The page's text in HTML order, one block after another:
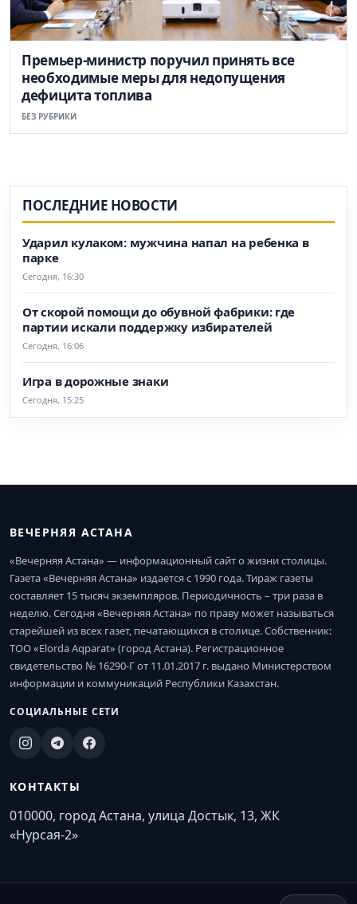
Премьер-министр поручил принять все
необходимые меры для недопущения
дефицита топлива
БЕЗ РУБРИКИ
ПОСЛЕДНИЕ НОВОСТИ
Ударил кулаком: мужчина напал на ребенка в
парке
Сегодня, 16:30
От скорой помощи до обувной фабрики: где
партии искали поддержку избирателей
Сегодня, 16:06
Игра в дорожные знаки
Сегодня, 15:25
ВЕЧЕРНЯЯ АСТАНА
«Вечерняя Астана» — информационный сайт о жизни столицы.
Газета «Вечерняя Астана» издается с 1990 года. Тираж газеты
составляет 15 тысяч экземпляров. Периодичность – три раза в
неделю. Сегодня «Вечерняя Астана» по праву может называться
старейшей из всех газет, печатающихся в столице. Собственник:
ТОО «Elorda Aqparat» (город Астана). Регистрационное
свидетельство № 16290-Г от 11.01.2017 г. выдано Министерством
информации и коммуникаций Республики Казахстан.
СОЦИАЛЬНЫЕ СЕТИ
КОНТАКТЫ
010000, город Астана, улица Достык, 13, ЖК
«Нурсая-2»